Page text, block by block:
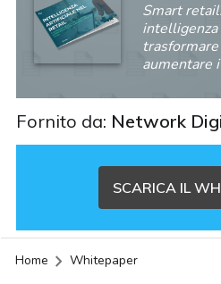
Smart
aumentare
Fornito da: Network
SCARICA IL
Home Whitepaper